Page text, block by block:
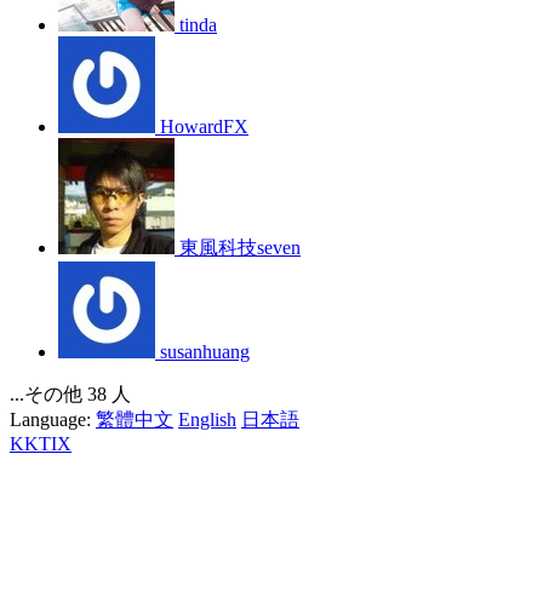
tinda
HowardFX
東風科技seven
susanhuang
...その他 38 人
Language: 繁體中文 English 日本語
KKTIX